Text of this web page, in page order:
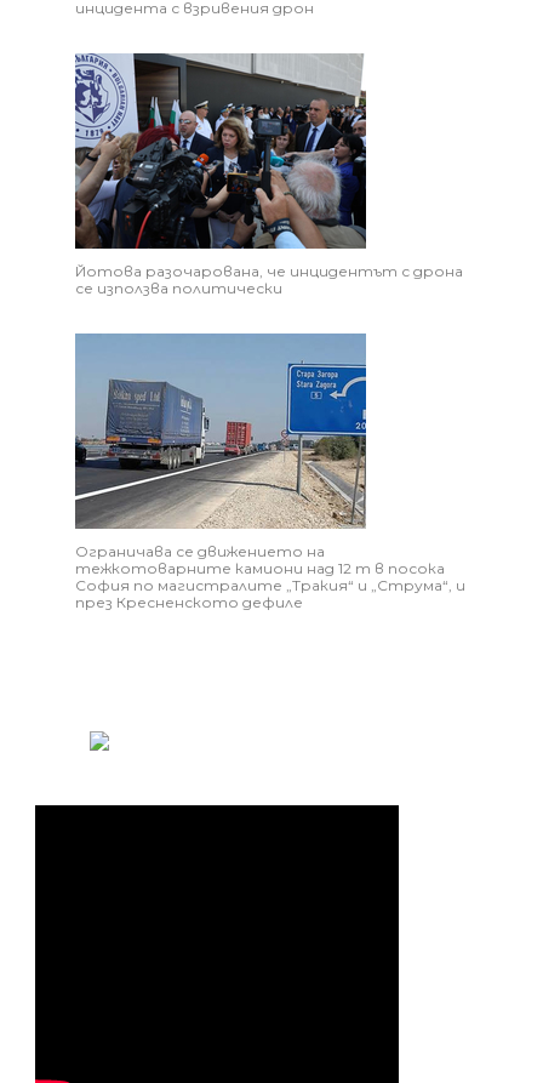
инцидента с взривения дрон
Йотова разочарована, че инцидентът с дрона
се използва политически
Ограничава се движението на
тежкотоварните камиони над 12 т в посока
София по магистралите „Тракия“ и „Струма“, и
през Кресненското дефиле